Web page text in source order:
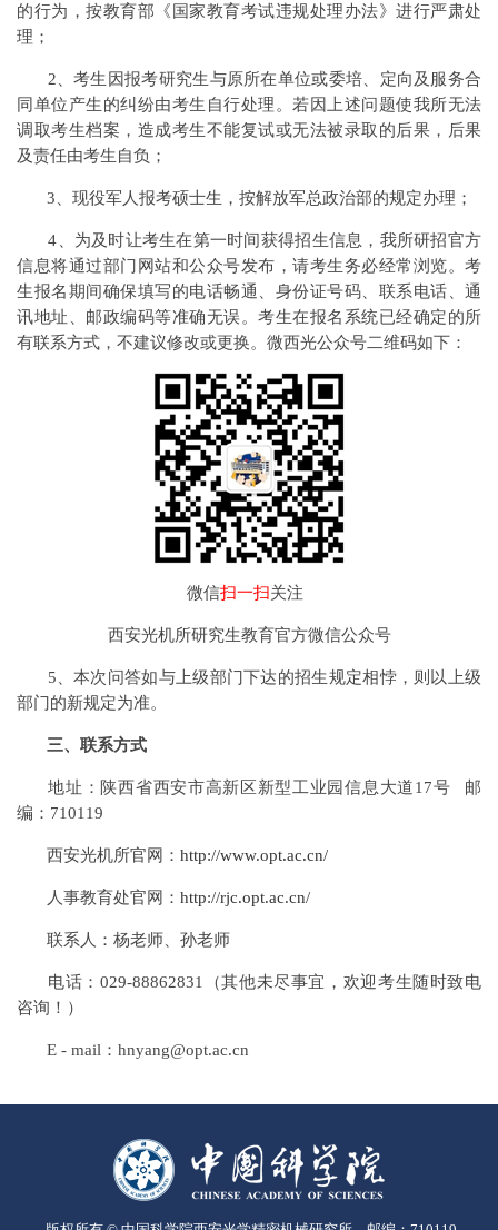
的行为，按教育部《国家教育考试违规处理办法》进行严肃处
理；
2、考生因报考研究生与原所在单位或委培、定向及服务合
同单位产生的纠纷由考生自行处理。若因上述问题使我所无法
调取考生档案，造成考生不能复试或无法被录取的后果，后果
及责任由考生自负；
3、现役军人报考硕士生，按解放军总政治部的规定办理；
4、为及时让考生在第一时间获得招生信息，我所研招官方
信息将通过部门网站和公众号发布，请考生务必经常浏览。考
生报名期间确保填写的电话畅通、身份证号码、联系电话、通
讯地址、邮政编码等准确无误。考生在报名系统已经确定的所
有联系方式，不建议修改或更换。微西光公众号二维码如下：
微信扫一扫关注
西安光机所研究生教育官方微信公众号
5、本次问答如与上级部门下达的招生规定相悖，则以上级
部门的新规定为准。
三、联系方式
地址：陕西省西安市高新区新型工业园信息大道17号 邮
编：710119
西安光机所官网： http://www.opt.ac.cn/
人事教育处官网： http://rjc.opt.ac.cn/
联系人：杨老师、孙老师
电话：029-88862831（其他未尽事宜，欢迎考生随时致电
咨询！）
E - mail：hnyang@opt.ac.cn